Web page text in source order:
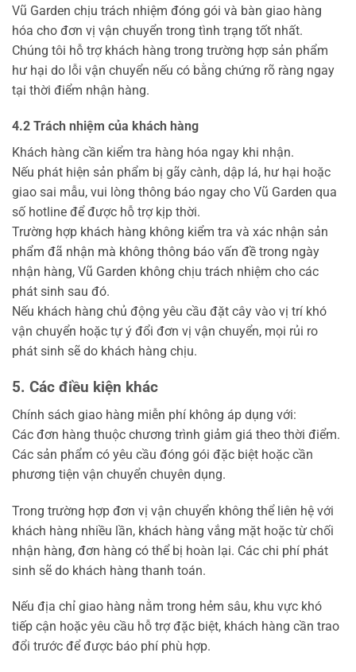
Vũ Garden chịu trách nhiệm đóng gói và bàn giao hàng
hóa cho đơn vị vận chuyển trong tình trạng tốt nhất.
Chúng tôi hỗ trợ khách hàng trong trường hợp sản phẩm
hư hại do lỗi vận chuyển nếu có bằng chứng rõ ràng ngay
tại thời điểm nhận hàng.
4.2 Trách nhiệm của khách hàng
Khách hàng cần kiểm tra hàng hóa ngay khi nhận.
Nếu phát hiện sản phẩm bị gãy cành, dập lá, hư hại hoặc
giao sai mẫu, vui lòng thông báo ngay cho Vũ Garden qua
số hotline để được hỗ trợ kịp thời.
Trường hợp khách hàng không kiểm tra và xác nhận sản
phẩm đã nhận mà không thông báo vấn đề trong ngày
nhận hàng, Vũ Garden không chịu trách nhiệm cho các
phát sinh sau đó.
Nếu khách hàng chủ động yêu cầu đặt cây vào vị trí khó
vận chuyển hoặc tự ý đổi đơn vị vận chuyển, mọi rủi ro
phát sinh sẽ do khách hàng chịu.
5. Các điều kiện khác
Chính sách giao hàng miễn phí không áp dụng với:
Các đơn hàng thuộc chương trình giảm giá theo thời điểm.
Các sản phẩm có yêu cầu đóng gói đặc biệt hoặc cần
phương tiện vận chuyển chuyên dụng.
Trong trường hợp đơn vị vận chuyển không thể liên hệ với
khách hàng nhiều lần, khách hàng vắng mặt hoặc từ chối
nhận hàng, đơn hàng có thể bị hoàn lại. Các chi phí phát
sinh sẽ do khách hàng thanh toán.
Nếu địa chỉ giao hàng nằm trong hẻm sâu, khu vực khó
tiếp cận hoặc yêu cầu hỗ trợ đặc biệt, khách hàng cần trao
đổi trước để được báo phí phù hợp.